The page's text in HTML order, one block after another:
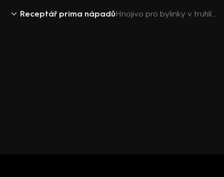
Receptář prima nápadů Hnojivo pro bylinky v truhlících